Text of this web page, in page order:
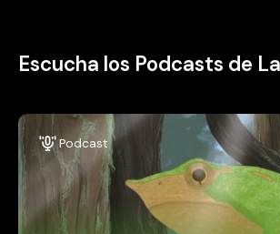
Escucha los Podcasts de
Podcast